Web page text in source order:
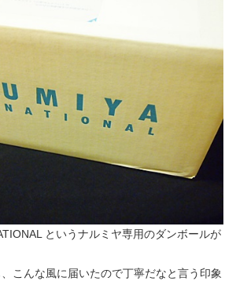
というナルミヤ専用のダンボールが
こんな風に届いたので丁寧だなと言う印象